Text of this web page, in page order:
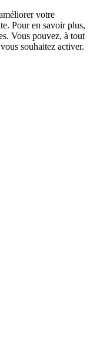
votre
Pour en savoir plus,
Vous pouvez, à tout
souhaitez activer.